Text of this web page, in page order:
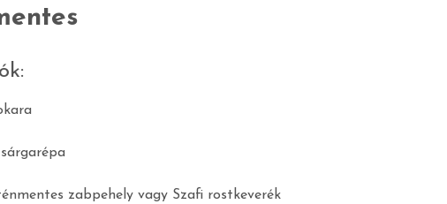
zabpehely vagy Szafi rostkeverék